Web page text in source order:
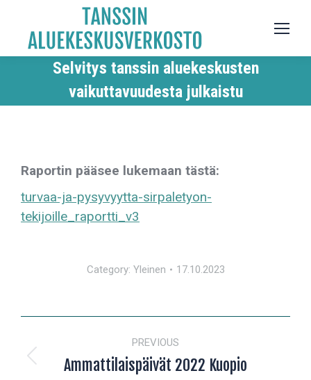
Selvitys tanssin aluekeskusten
vaikuttavuudesta julkaistu
Raportin pääsee lukemaan tästä:
turvaa-ja-pysyvyytta-sirpaletyon-
tekijoille_raportti_v3
Category: Yleinen 17.10.2023
NAVIGATION
PREVIOUS
Previous
Ammattilaispäivät 2022 Kuopio